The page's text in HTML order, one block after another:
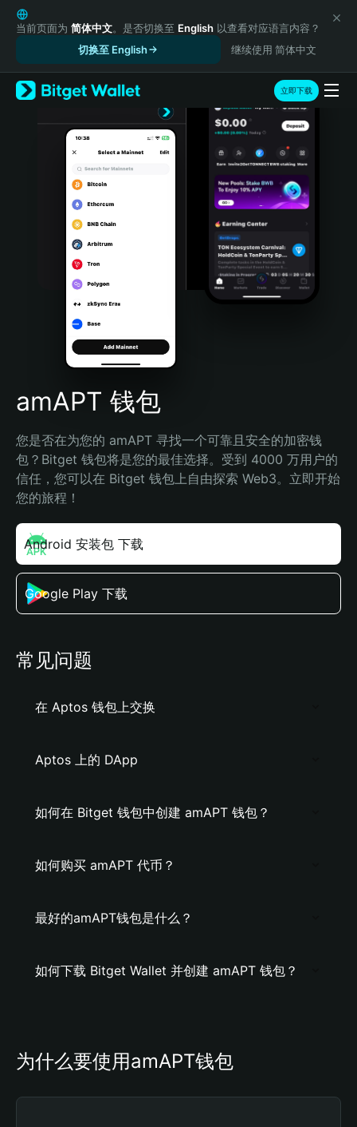
English
日本語
Русский
Español (Latinoamérica)
Türkçe
Português (Portugal)
Bahasa Indonesia
Português (Brasil)
Español (Argentina)
当前页面为 简体中文。是否切换至 English 以查看对应语言内容？
切换至 English
继续使用 简体中文
立即下载
amAPT 钱包
您是否在为您的 amAPT 寻找一个可靠且安全的加密钱
包？Bitget 钱包将是您的最佳选择。受到 4000 万用户的
信任，您可以在 Bitget 钱包上自由探索 Web3。立即开始
您的旅程！
Android 安装包 下载
Google Play 下载
常见问题
在 Aptos 钱包上交换
Aptos 上的 DApp
如何在 Bitget 钱包中创建 amAPT 钱包？
如何购买 amAPT 代币？
最好的amAPT钱包是什么？
如何下载 Bitget Wallet 并创建 amAPT 钱包？
为什么要使用amAPT钱包